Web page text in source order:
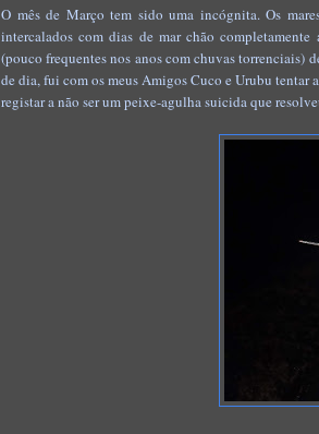
O mês de Março tem sido uma incógnita. Os
intercalados com dias de mar chão
(pouco frequentes nos anos com chuvas torrenciais)
de dia, fui com os meus Amigos Cuco e Urubu tentar
registar a não ser um peixe-agulha suicida que